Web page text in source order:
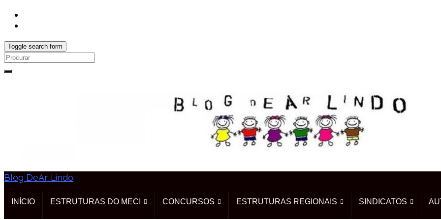
Toggle search form
Search
Blog DeAr Lindo
INÍCIO ESTRUTURAS DO MECI CONCURSOS ESTRUTURAS REGIONAIS SINDICATOS